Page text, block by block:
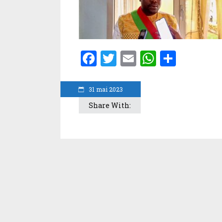
31 mai 2023
Facebook
Twitter
Email
Share With: